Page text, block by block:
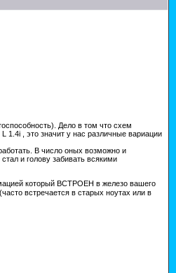
Дело в том что схем
, это значит у нас различные вариации
В число оных возможно и
и голову забивать всякими
который ВСТРОЕН в железо вашего
(часто встречается в старых ноутах или в